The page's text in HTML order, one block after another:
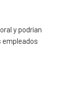
y podrían
empleados